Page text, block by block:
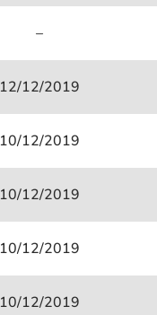
–
12/12/2019
10/12/2019
10/12/2019
10/12/2019
10/12/2019